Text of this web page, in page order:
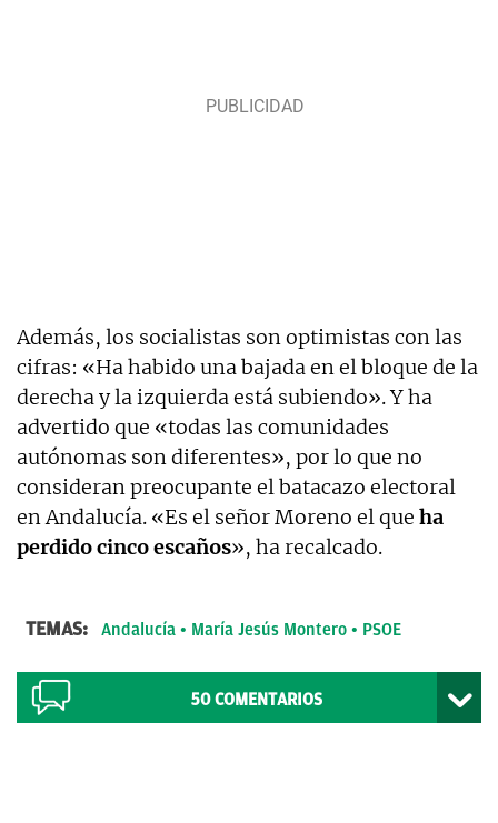
Además, los socialistas son optimistas con las
cifras: «Ha habido una bajada en el bloque de la
derecha y la izquierda está subiendo». Y ha
advertido que «todas las comunidades
autónomas son diferentes», por lo que no
consideran preocupante el batacazo electoral
en Andalucía. «Es el señor Moreno el que ha
perdido cinco escaños», ha recalcado.
TEMAS: Andalucía María Jesús Montero PSOE
50COMENTARIOS